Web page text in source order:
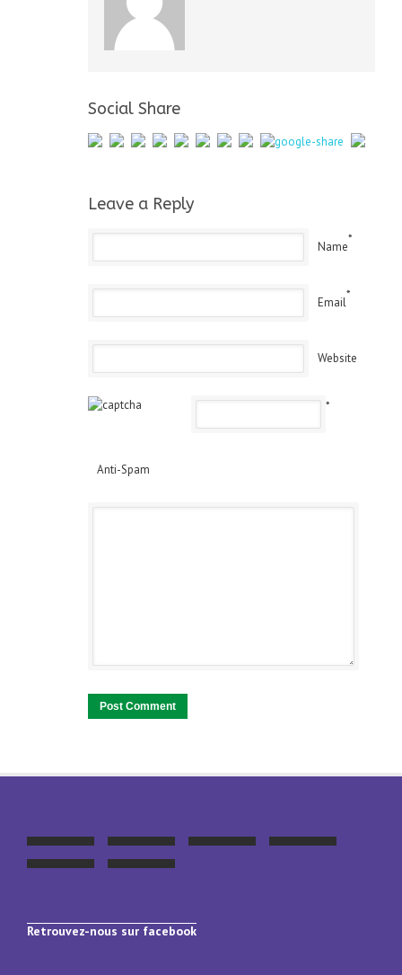
Social Share
Leave a Reply
Name
*
Email
*
Website
Anti-Spam
*
Retrouvez-nous sur facebook